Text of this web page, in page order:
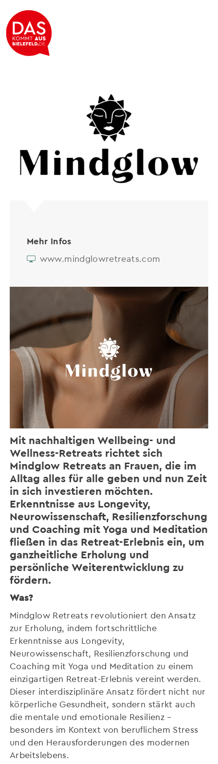
Mindglow Retreats
Mehr Infos
www.mindglowretreats.com
Mit nachhaltigen Wellbeing- und
Wellness-Retreats richtet sich
Mindglow Retreats an Frauen, die im
Alltag alles für alle geben und nun Zeit
in sich investieren möchten.
Erkenntnisse aus Longevity,
Neurowissenschaft, Resilienzforschung
und Coaching mit Yoga und Meditation
fließen in das Retreat-Erlebnis ein, um
ganzheitliche Erholung und
persönliche Weiterentwicklung zu
fördern.
Was?
Mindglow Retreats revolutioniert den Ansatz
zur Erholung, indem fortschrittliche
Erkenntnisse aus Longevity,
Neurowissenschaft, Resilienzforschung und
Coaching mit Yoga und Meditation zu einem
einzigartigen Retreat-Erlebnis vereint werden.
Dieser interdisziplinäre Ansatz fördert nicht nur
körperliche Gesundheit, sondern stärkt auch
die mentale und emotionale Resilienz –
besonders im Kontext von beruflichem Stress
und den Herausforderungen des modernen
Arbeitslebens.